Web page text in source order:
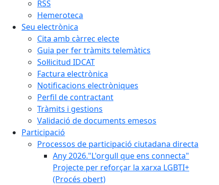
RSS
Hemeroteca
Seu electrònica
Cita amb càrrec electe
Guia per fer tràmits telemàtics
Sol·licitud IDCAT
Factura electrònica
Notificacions electròniques
Perfil de contractant
Tràmits i gestions
Validació de documents emesos
Participació
Processos de participació ciutadana directa
Any 2026."L'orgull que ens connecta"
Projecte per reforçar la xarxa LGBTI+
(Procés obert)